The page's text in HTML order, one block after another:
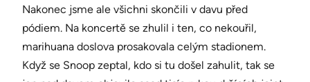
Nakonec jsme ale všichni skončili v davu před
pódiem. Na koncertě se zhulil i ten, co nekouřil,
marihuana doslova prosakovala celým stadionem.
Když se Snoop zeptal, kdo si tu došel zahulit, tak se